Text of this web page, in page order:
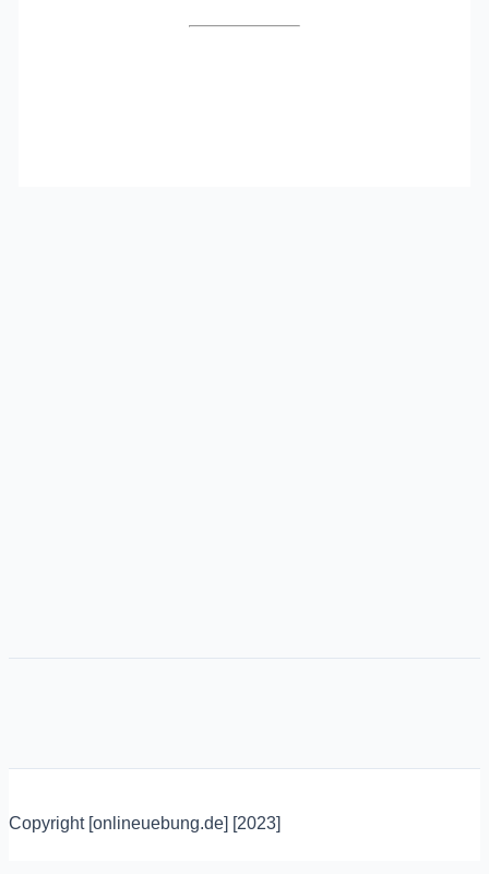
Copyright [onlineuebung.de] [2023]